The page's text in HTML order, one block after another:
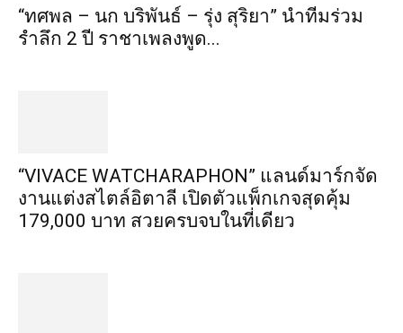
“ทศพล – นก บริพันธ์ – รุ่ง สุริยา” นำทีมร่วม
รำลึก 2 ปี ราชาเพลงพูด...
“VIVACE WATCHARAPHON” แลนด์มาร์กจัด
งานแต่งสไตล์อิตาลี เปิดตัวแพ็กเกจสุดคุ้ม
179,000 บาท สวยครบจบในที่เดียว